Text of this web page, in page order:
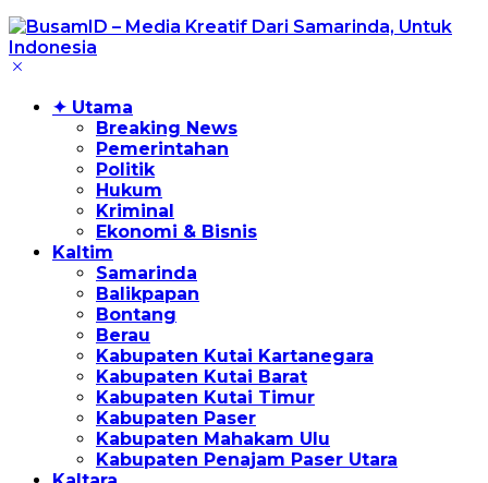
✦ Utama
Breaking News
Pemerintahan
Politik
Hukum
Kriminal
Ekonomi & Bisnis
Kaltim
Samarinda
Balikpapan
Bontang
Berau
Kabupaten Kutai Kartanegara
Kabupaten Kutai Barat
Kabupaten Kutai Timur
Kabupaten Paser
Kabupaten Mahakam Ulu
Kabupaten Penajam Paser Utara